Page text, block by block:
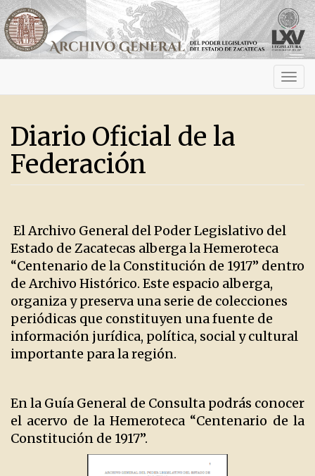
Diario Oficial de la
Federación
El Archivo General del Poder Legislativo del
Estado de Zacatecas alberga la Hemeroteca
“Centenario de la Constitución de 1917” dentro
de Archivo Histórico. Este espacio alberga,
organiza y preserva una serie de colecciones
periódicas que constituyen una fuente de
información jurídica, política, social y cultural
importante para la región.
En la Guía General de Consulta podrás conocer
el acervo de la Hemeroteca “Centenario de la
Constitución de 1917”.